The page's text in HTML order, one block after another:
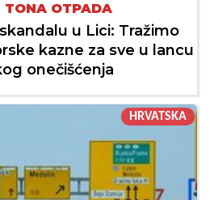
OTPADA
u Lici: Tražimo
kazne za sve u lancu
onečišćenja
HRVATSKA